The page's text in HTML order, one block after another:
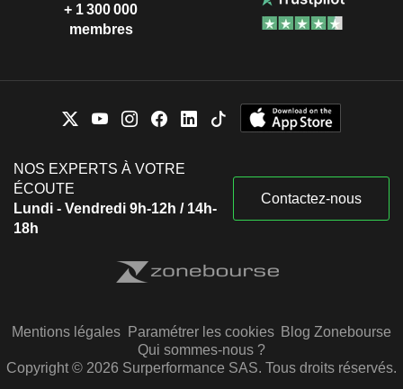
+ 1 300 000
membres
NOS EXPERTS À VOTRE
ÉCOUTE
Lundi - Vendredi 9h-12h / 14h-
18h
Contactez-nous
Mentions légales Paramétrer les cookies Blog Zonebourse
Qui sommes-nous ?
Copyright © 2026 Surperformance SAS. Tous droits réservés.